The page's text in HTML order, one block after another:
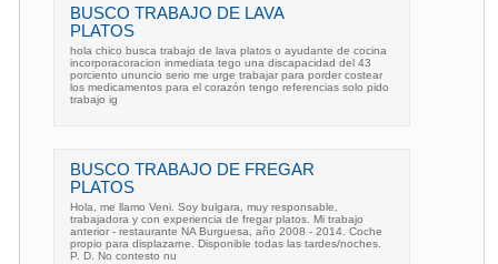
BUSCO TRABAJO DE LAVA
PLATOS
hola chico busca trabajo de lava platos o ayudante de cocina
incorporacoracion inmediata tego una discapacidad del 43
porciento ununcio serio me urge trabajar para porder costear
los medicamentos para el corazón tengo referencias solo pido
trabajo ig
BUSCO TRABAJO DE FREGAR
PLATOS
Hola, me llamo Veni. Soy bulgara, muy responsable,
trabajadora y con experiencia de fregar platos. Mi trabajo
anterior - restaurante NA Burguesa, año 2008 - 2014. Coche
propio para displazarne. Disponible todas las tardes/noches.
P. D. No contesto nu